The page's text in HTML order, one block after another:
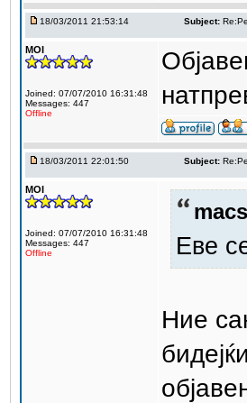
18/03/2011 21:53:14 Subject:
MOI
Joined: 07/07/2010 16:31:48
Messages: 447
Offline
18/03/2011 22:01:50 Subject:
MOI
Joined: 07/07/2010 16:31:48
Messages: 447
Offline
Еве
Ние